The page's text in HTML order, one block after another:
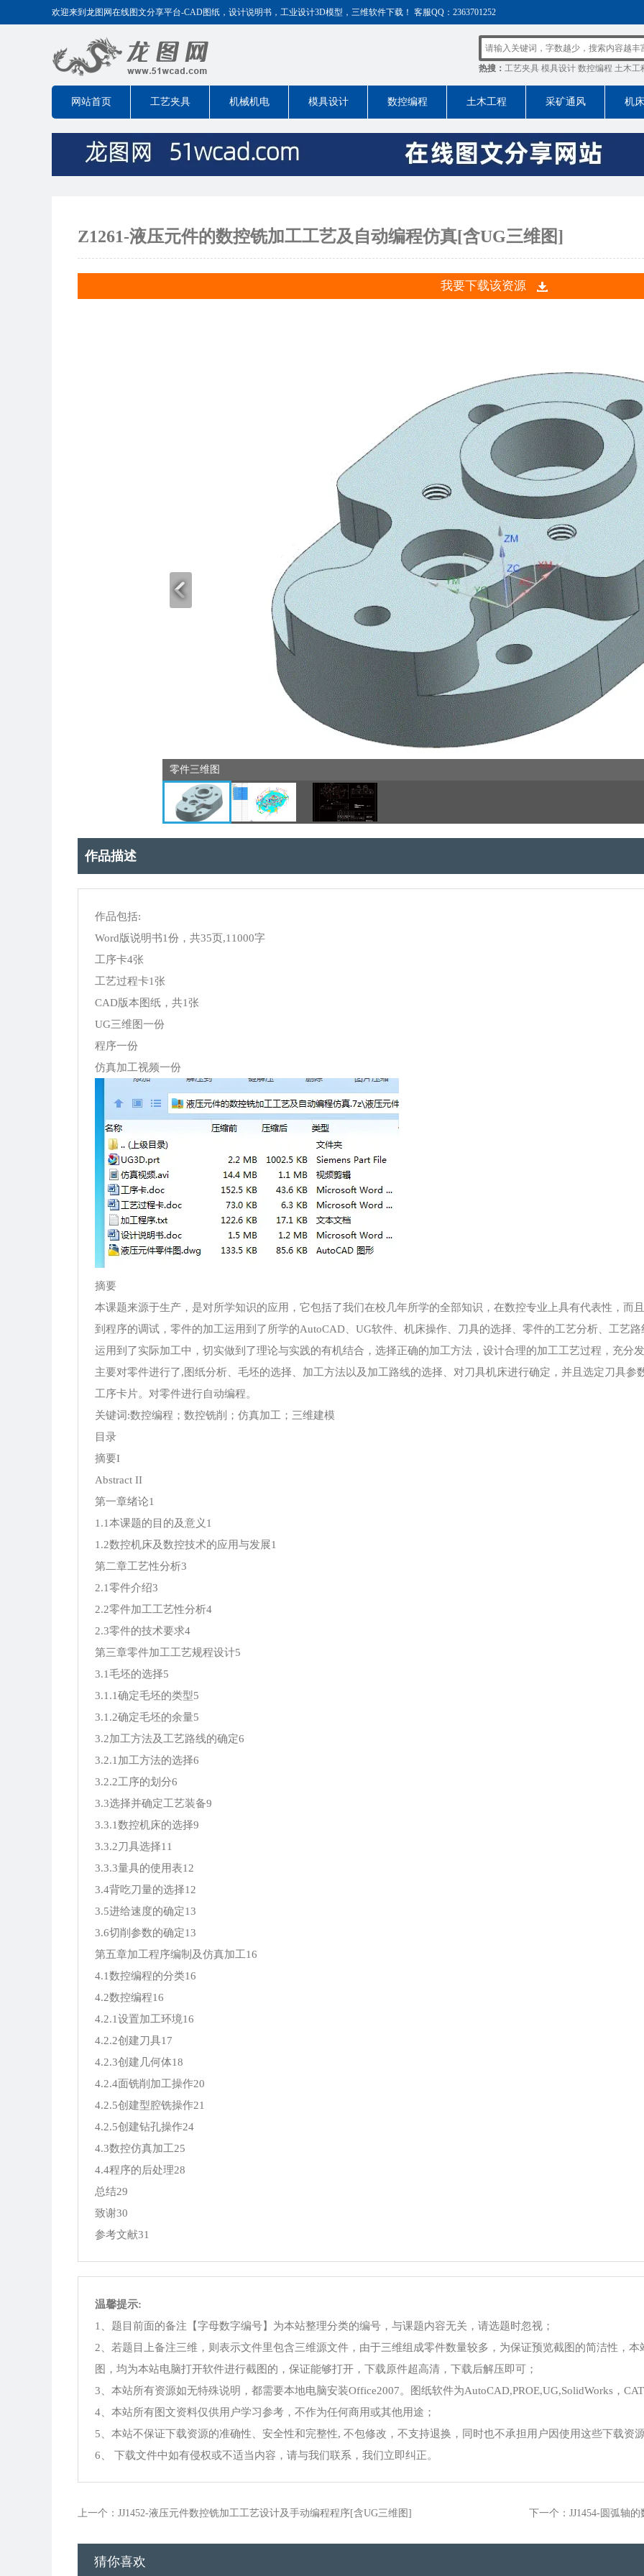
欢迎来到龙图网在线图文分享平台-CAD图纸，设计说明书，工业设计3D模型，三维软件下载！ 客服QQ：2363701252
热搜： 工艺夹具 模具设计 数控编程 土木工
网站首页 工艺夹具 机械机电 模具设计 数控编程 土木工程 采矿通风 机
Z1261-液压元件的数控铣加工工艺及自动编程仿真[含UG三维图]
我要下载该资源
零件三维图
作品描述
作品包括:
Word版说明书1份，共35页,11000字
工序卡4张
工艺过程卡1张
CAD版本图纸，共1张
UG三维图一份
程序一份
仿真加工视频一份
摘要
本课题来源于生产，是对所学知识的应用，它包括了我们在校几年所学的全部知识，在数控专业上具有代表性，而
到程序的调试，零件的加工运用到了所学的AutoCAD、UG软件、机床操作、刀具的选择、零件的工艺分析、工艺
运用到了实际加工中，切实做到了理论与实践的有机结合，选择正确的加工方法，设计合理的加工工艺过程，充分
主要对零件进行了,图纸分析、毛坯的选择、加工方法以及加工路线的选择、对刀具机床进行确定，并且选定刀具
工序卡片。对零件进行自动编程。
关键词:数控编程；数控铣削；仿真加工；三维建模
目录
摘要I
Abstract II
第一章绪论1
1.1本课题的目的及意义1
1.2数控机床及数控技术的应用与发展1
第二章工艺性分析3
2.1零件介绍3
2.2零件加工工艺性分析4
2.3零件的技术要求4
第三章零件加工工艺规程设计5
3.1毛坯的选择5
3.1.1确定毛坯的类型5
3.1.2确定毛坯的余量5
3.2加工方法及工艺路线的确定6
3.2.1加工方法的选择6
3.2.2工序的划分6
3.3选择并确定工艺装备9
3.3.1数控机床的选择9
3.3.2刀具选择11
3.3.3量具的使用表12
3.4背吃刀量的选择12
3.5进给速度的确定13
3.6切削参数的确定13
第五章加工程序编制及仿真加工16
4.1数控编程的分类16
4.2数控编程16
4.2.1设置加工环境16
4.2.2创建刀具17
4.2.3创建几何体18
4.2.4面铣削加工操作20
4.2.5创建型腔铣操作21
4.2.5创建钻孔操作24
4.3数控仿真加工25
4.4程序的后处理28
总结29
致谢30
参考文献31
温馨提示:
1、题目前面的备注【字母数字编号】为本站整理分类的编号，与课题内容无关，请选题时忽视；
2、若题目上备注三维，则表示文件里包含三维源文件，由于三维组成零件数量较多，为保证预览截图的简洁性，
图，均为本站电脑打开软件进行截图的，保证能够打开，下载原件超高清，下载后解压即可；
3、本站所有资源如无特殊说明，都需要本地电脑安装Office2007。图纸软件为AutoCAD,PROE,UG,SolidWorks，
4、本站所有图文资料仅供用户学习参考，不作为任何商用或其他用途；
5、本站不保证下载资源的准确性、安全性和完整性, 不包修改，不支持退换，同时也不承担用户因使用这些下载资
6、 下载文件中如有侵权或不适当内容，请与我们联系，我们立即纠正。
上一个：JJ1452-液压元件数控铣加工工艺设计及手动编程程序[含UG三维图] 下一个：JJ1454-圆弧轴
猜你喜欢